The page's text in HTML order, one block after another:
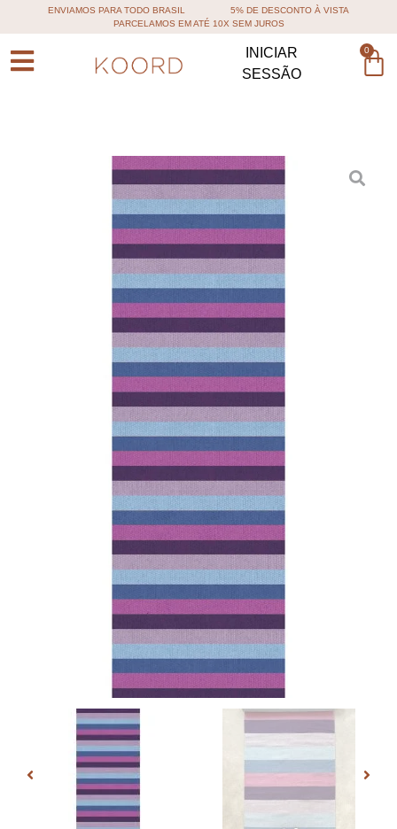
ENVIAMOS PARA TODO BRASIL
5% DE DESCONTO À VISTA
PARCELAMOS EM ATÉ 10X SEM JUROS
INICIAR
SESSÃO
0